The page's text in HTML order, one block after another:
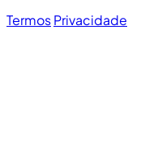
TermosPrivacidade